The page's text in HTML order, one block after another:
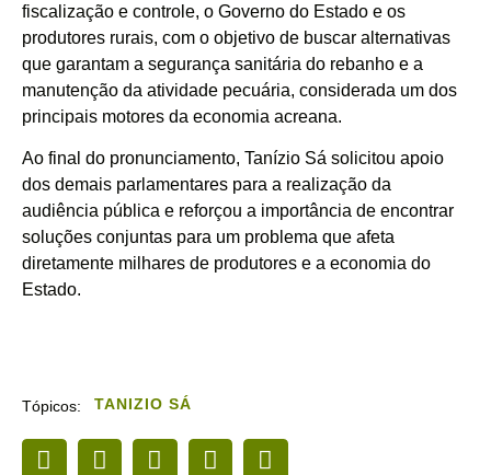
fiscalização e controle, o Governo do Estado e os
produtores rurais, com o objetivo de buscar alternativas
que garantam a segurança sanitária do rebanho e a
manutenção da atividade pecuária, considerada um dos
principais motores da economia acreana.
Ao final do pronunciamento, Tanízio Sá solicitou apoio
dos demais parlamentares para a realização da
audiência pública e reforçou a importância de encontrar
soluções conjuntas para um problema que afeta
diretamente milhares de produtores e a economia do
Estado.
Tópicos: TANIZIO SÁ